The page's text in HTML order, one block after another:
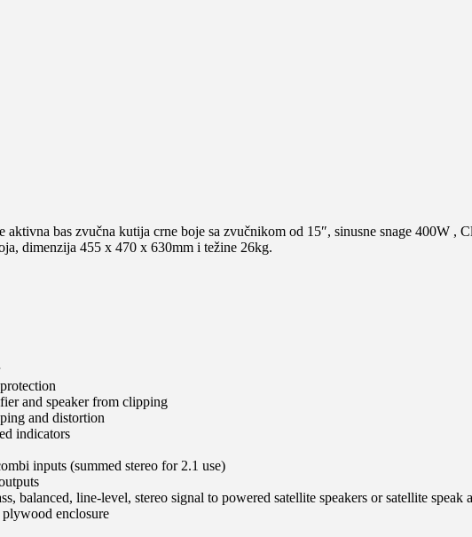
bas zvučna kutija crne boje sa zvučnikom od 15″, sinusne snage 400W ,
dimenzija 455 x 470 x 630mm i težine 26kg.
and speaker from clipping
and distortion
indicators
inputs (summed stereo for 2.1 use)
balanced, line-level, stereo signal to powered satellite speakers or satellite speak
enclosure